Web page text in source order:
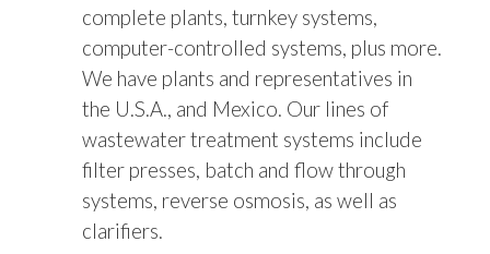
complete plants, turnkey systems,
computer-controlled systems, plus more.
We have plants and representatives in
the U.S.A., and Mexico. Our lines of
wastewater treatment systems include
filter presses, batch and flow through
systems, reverse osmosis, as well as
clarifiers.